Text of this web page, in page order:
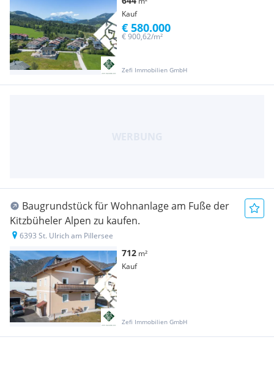
Kauf
Zefi Immobilien GmbH
€ 900,62/m²
€ 580.000
Baugrundstück für Wohnanlage am Fuße der
Kitzbüheler Alpen zu kaufen.
6393 St. Ulrich am Pillersee
712 m²
Kauf
Zefi Immobilien GmbH